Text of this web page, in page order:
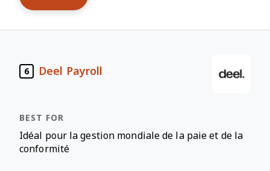
6 Deel Payroll
Idéal pour la gestion mondiale de la paie et de la
conformité